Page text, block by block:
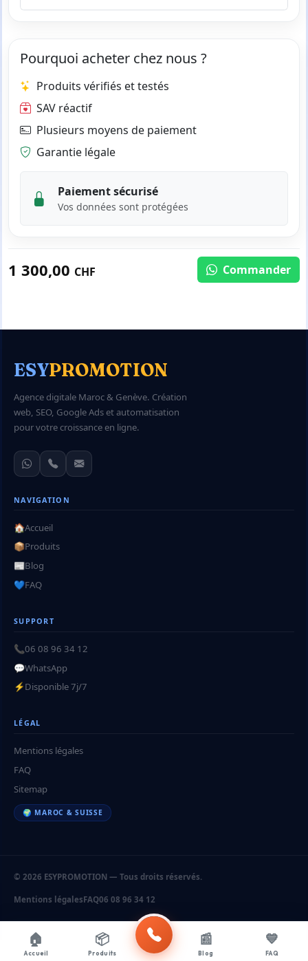
🏠
Accueil
📦
Produits
📰
Blog
💙
FAQ
Pourquoi acheter chez nous ?
Produits vérifiés et testés
SAV réactif
Plusieurs moyens de paiement
Garantie légale
Paiement sécurisé
Vos données sont protégées
1 300,00 CHF Commander
ESYPROMOTION
Agence digitale Maroc & Genève. Création
web, SEO, Google Ads et automatisation
pour votre croissance en ligne.
NAVIGATION
🏠Accueil
📦Produits
📰Blog
💙FAQ
SUPPORT
📞06 08 96 34 12
💬WhatsApp
⚡Disponible 7j/7
LÉGAL
Mentions légales
FAQ
Sitemap
🌍 MAROC & SUISSE
© 2026 ESYPROMOTION — Tous droits réservés.
Mentions légalesFAQ06 08 96 34 12